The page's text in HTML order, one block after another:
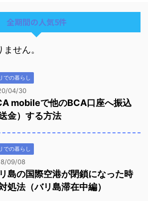
全期間の人気5件
せん。
での暮らし
04/30
mobileで他のBCA口座へ振込
送金）する方法
での暮らし
09/08
島の国際空港が閉鎖になった時
処法（バリ島滞在中編）